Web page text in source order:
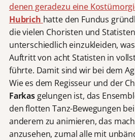
denen geradezu eine
Hubrich hatte den Fundus
die vielen Choristen und
unterschiedlich einzukleiden,
Auftritt von acht Statisten in
führte. Damit sind wir bei dem
Wie es dem Regisseur und der
Farkasgelungen ist, das
den flotten Tanz-Bewegungen
anderem zu animieren, das
anzusehen, zumal alle mit